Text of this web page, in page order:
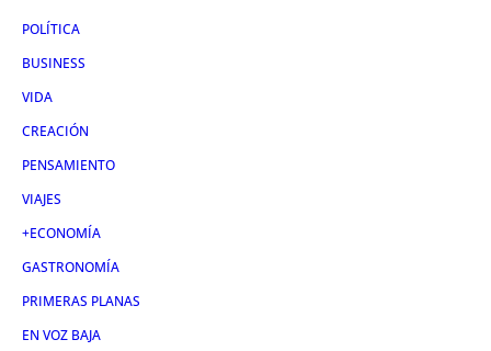
POLÍTICA
BUSINESS
VIDA
CREACIÓN
PENSAMIENTO
VIAJES
+ECONOMÍA
GASTRONOMÍA
PRIMERAS PLANAS
EN VOZ BAJA